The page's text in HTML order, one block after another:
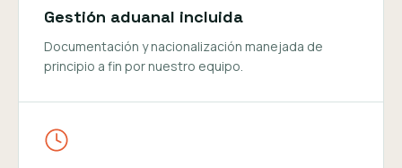
Gestión aduanal incluida
Documentación y nacionalización manejada de
principio a fin por nuestro equipo.